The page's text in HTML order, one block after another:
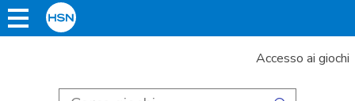
Accesso ai giochi